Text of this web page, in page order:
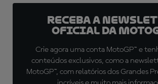
Receba a
oficial da
Crie agora uma conta MotoGP™ e
conteúdos exclusivos, como a
MotoGP™, com relatórios dos Grandes